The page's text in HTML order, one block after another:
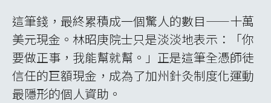
這筆錢，最終累積成一個驚人的數目——十萬
美元現金。林昭庚院士只是淡淡地表示：「你
要做正事，我能幫就幫。」正是這筆全憑師徒
信任的巨額現金，成為了加州針灸制度化運動
最隱形的個人資助。